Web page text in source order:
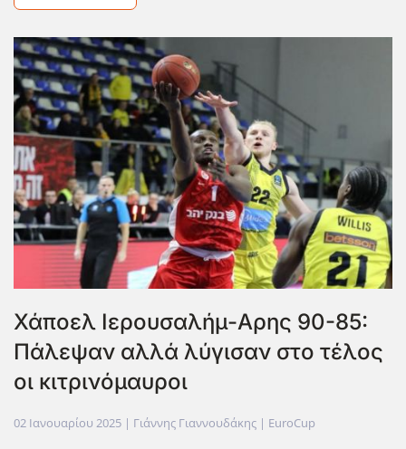
Χάποελ Ιερουσαλήμ-Αρης 90-85:
Πάλεψαν αλλά λύγισαν στο τέλος
οι κιτρινόμαυροι
02 Ιανουαρίου 2025 | Γιάννης Γιαννουδάκης | EuroCup